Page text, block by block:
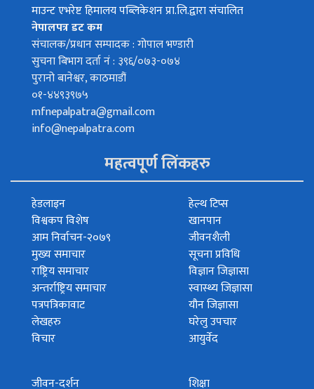
माउन्ट एभरेष्ट हिमालय पब्लिकेशन प्रा.लि.द्वारा संचालित
नेपालपत्र डट कम
संचालक/प्रधान सम्पादक : गोपाल भण्डारी
सुचना बिभाग दर्ता नं : ३९६/०७३-०७४
पुरानो बानेश्वर, काठमाडौं
०१-४४९३९७५
mfnepalpatra@gmail.com
info@nepalpatra.com
महत्वपूर्ण लिंकहरु
हेडलाइन
विश्वकप विशेष
आम निर्वाचन-२०७९
मुख्य समाचार
राष्ट्रिय समाचार
अन्तर्राष्ट्रिय समाचार
पत्रपत्रिकावाट
लेखहरु
विचार
हेल्थ टिप्स
खानपान
जीवनशैली
सूचना प्रविधि
विज्ञान जिज्ञासा
स्वास्थ्य जिज्ञासा
यौन जिज्ञासा
घरेलु उपचार
आयुर्वेद
जीवन-दर्शन शिक्षा